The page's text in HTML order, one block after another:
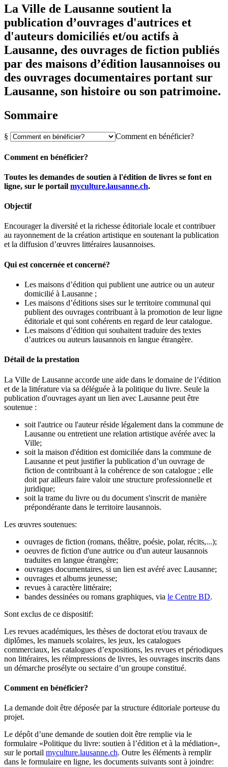
La Ville de Lausanne soutient la
publication d’ouvrages d'autrices et
d'auteurs domiciliés et/ou actifs à
Lausanne, des ouvrages de fiction publiés
par des maisons d’édition lausannoises ou
des ouvrages documentaires portant sur
Lausanne, son histoire ou son patrimoine.
Sommaire
§ Comment en bénéficier?
Comment en bénéficier?
Toutes les demandes de soutien à l'édition de livres se font en
ligne, sur le portail myculture.lausanne.ch.
Objectif
Encourager la diversité et la richesse éditoriale locale et contribuer
au rayonnement de la création artistique en soutenant la publication
et la diffusion d’œuvres littéraires lausannoises.
Qui est concernée et concerné?
Les maisons d’édition qui publient une autrice ou un auteur
domicilié à Lausanne ;
Les maisons d’éditions sises sur le territoire communal qui
publient des ouvrages contribuant à la promotion de leur ligne
éditoriale et qui sont cohérents en regard de leur catalogue.
Les maisons d’édition qui souhaitent traduire des textes
d’autrices ou auteurs lausannois en langue étrangère.
Détail de la prestation
La Ville de Lausanne accorde une aide dans le domaine de l’édition
et de la littérature via sa déléguée à la politique du livre. Seule la
publication d'ouvrages ayant un lien avec Lausanne peut être
soutenue :
soit l'autrice ou l'auteur réside légalement dans la commune de
Lausanne ou entretient une relation artistique avérée avec la
Ville;
soit la maison d'édition est domiciliée dans la commune de
Lausanne et peut justifier la publication d’un ouvrage de
fiction de contribuant à la cohérence de son catalogue ; elle
doit par ailleurs faire valoir une structure professionnelle et
juridique;
soit la trame du livre ou du document s'inscrit de manière
prépondérante dans le territoire lausannois.
Les œuvres soutenues:
ouvrages de fiction (romans, théâtre, poésie, polar, récits,...);
oeuvres de fiction d'une autrice ou d'un auteur lausannois
traduites en langue étrangère;
ouvrages documentaires, si un lien est avéré avec Lausanne;
ouvrages et albums jeunesse;
revues à caractère littéraire;
bandes dessinées ou romans graphiques, via le Centre BD.
Sont exclus de ce dispositif:
Les revues académiques, les thèses de doctorat et/ou travaux de
diplômes, les manuels scolaires, les jeux, les catalogues
commerciaux, les catalogues d’expositions, les revues et périodiques
non littéraires, les réimpressions de livres, les ouvrages inscrits dans
un démarche prosélyte ou sectaire d’un groupe constitué.
Comment en bénéficier?
La demande doit être déposée par la structure éditoriale porteuse du
projet.
Le dépôt d’une demande de soutien doit être remplie via le
formulaire «Politique du livre: soutien à l’édition et à la médiation»,
sur le portail myculture.lausanne.ch. Outre les éléments à remplir
dans le formulaire en ligne, les documents suivants sont à joindre: